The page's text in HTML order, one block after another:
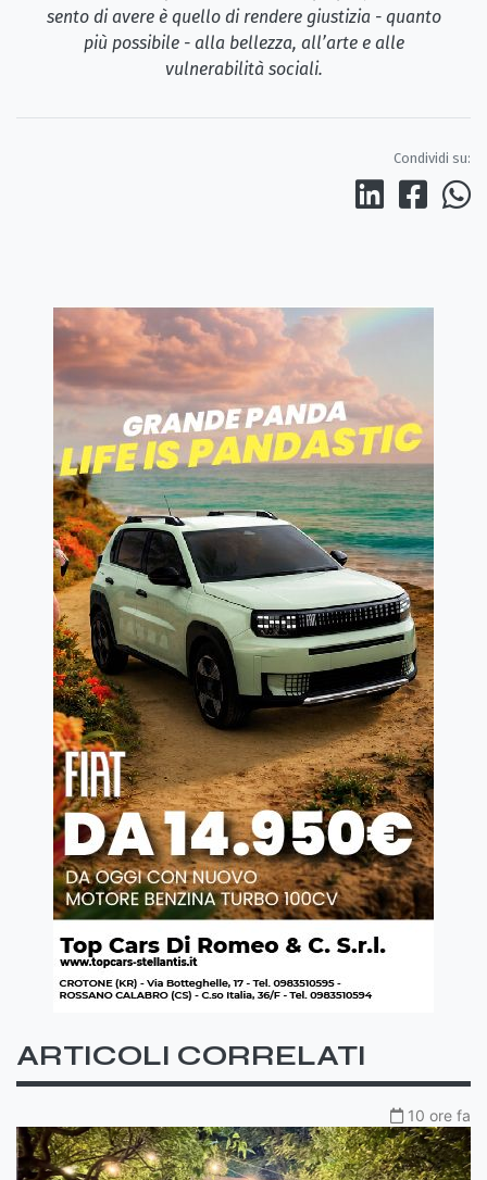
sento di avere è quello di rendere giustizia - quanto
più possibile - alla bellezza, all’arte e alle
vulnerabilità sociali.
Condividi su:
ARTICOLI CORRELATI
10 ore fa